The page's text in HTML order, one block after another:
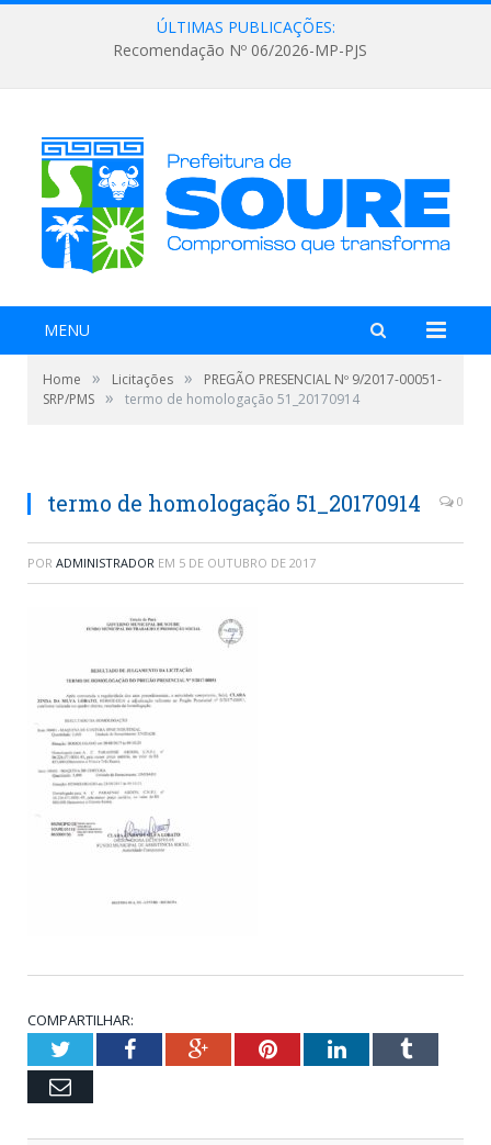
ÚLTIMAS PUBLICAÇÕES:
Recomendação Nº 06/2026-MP-PJS
MENU
Home » Licitações »
PREGÃO PRESENCIAL Nº 9/2017-00051-
SRP/PMS » termo de homologação 51_20170914
termo de homologação 51_20170914 0
POR ADMINISTRADOR EM 5 DE OUTUBRO DE 2017
COMPARTILHAR:
TwitterFacebookGoogle+PinterestLinkedInTumblr
Email